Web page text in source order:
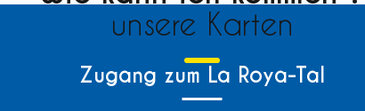
unsere Karten
Zugang zum La Roya-Tal